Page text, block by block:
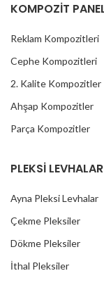
KOMPOZİT
Reklam Kompozitleri
Cephe Kompozitleri
2. Kalite Kompozitler
Ahşap Kompozitler
Parça Kompozitler
PLEKSİ LEVHALAR
Ayna Pleksi Levhalar
Çekme Pleksiler
Dökme Pleksiler
İthal Pleksiler